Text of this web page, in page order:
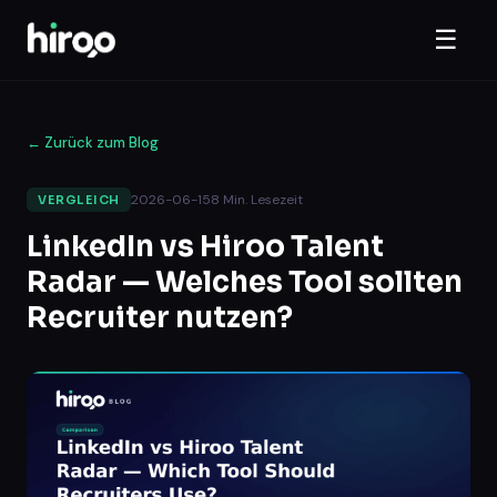
☰
← Zurück zum Blog
VERGLEICH 2026-06-158 Min. Lesezeit
LinkedIn vs Hiroo Talent
Radar — Welches Tool sollten
Recruiter nutzen?